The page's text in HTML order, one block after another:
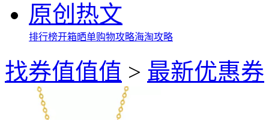
原创热文
排行榜开箱晒单购物攻略海淘攻略
找券值值值 > 最新优惠券